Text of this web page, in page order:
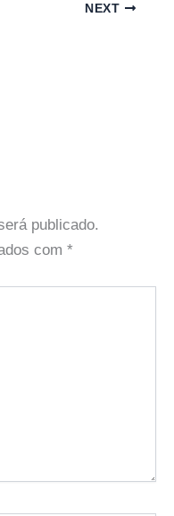
NEXT
publicado.
com *